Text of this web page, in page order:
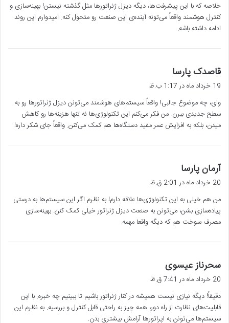
:
خلاصه که با این پیشرفت‌ها، دیگه دیزل ژنراتورها مثل گذشته نیستن! بهینه‌سازی و
کنترل هوشمند واقعاً می‌تونه آینده‌ی این صنعت رو متحول کنه. امیدوارم این روند
ادامه داشته باشه.
قاصدک پارسا
ف
:
19 خرداد ماه در 1:17 ب.ظ
وای، چه موضوع جالبی! واقعاً سیستم‌های هوشمند می‌تونن دیزل ژنراتورها رو به
سطح جدیدی ببرن. من فکر می‌کنم این تکنولوژی‌ها نه تنها هزینه‌ها رو کاهش
میدن، بلکه به افزایش عمر مفید دستگاه‌ها هم کمک می‌کنن. واقعاً جای شکر داره!
آرمان پارسا
ت
:
20 خرداد ماه در 2:01 ق.ظ
من هم خیلی به این تکنولوژی‌ها علاقه دارم! به نظرم اگر این سیستم‌ها به درستی
پیاده‌سازی بشن، می‌تونن به صنعت دیزل ژنراتور خیلی کمک کنن. بهینه‌سازی
مصرف سوخت هم که دیگه واقعا مهمه.
سحرناز عیسوی
ف
ت
:
20 خرداد ماه در 7:41 ق.ظ
دقیقاً! دیگه نیازی نیست همیشه در کنار ژنراتور باشیم تا ببینیم چه خبره. با این
قابلیت‌های نظارت از راه دور، همه چیز به راحتی قابل کنترل و بررسیه. به نظرم این
سیستم‌ها می‌تونن به اپراتورها آرامش بیشتری بدن.